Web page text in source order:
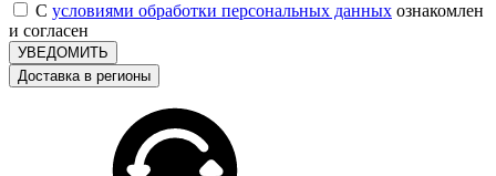
С условиями обработки персональных данных ознакомлен
и согласен
УВЕДОМИТЬ
Доставка в регионы